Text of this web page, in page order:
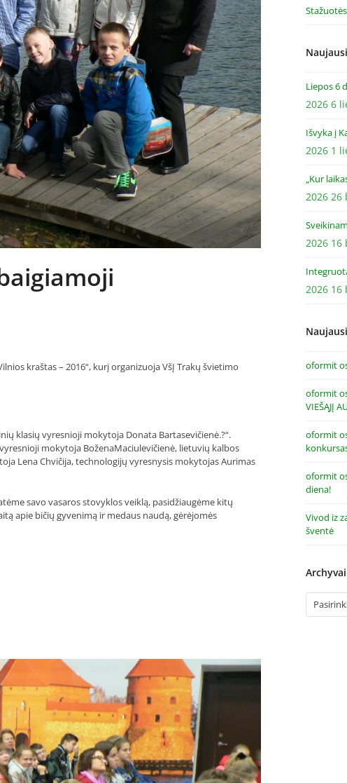
kraštas – 2016“, kurį organizuoja VšĮ Trakų švietimo
klasių vyresnioji mokytoja Donata Bartasevičienė.?“.
mokytoja BoženaMaciulevičienė, lietuvių kalbos
Lena Chvičija, technologijų vyresnysis mokytojas Aurimas
savo vasaros stovyklos veiklą, pasidžiaugėme kitų
apie bičių gyvenimą ir medaus naudą, gėrėjomės
Stažuotės
Liepos 6
2026 6
Išvyka į
2026 1
„Kur
2026 26
2026 16
2026 16
oformit
oformit
VIEŠĄJĮ
oformit
oformit
diena!
Vivod iz
šventė
Archyvai
Archyvai